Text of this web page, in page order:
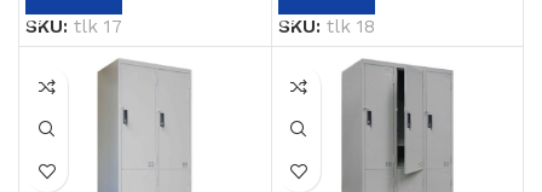
SKU: tlk 17 SKU: tlk 18